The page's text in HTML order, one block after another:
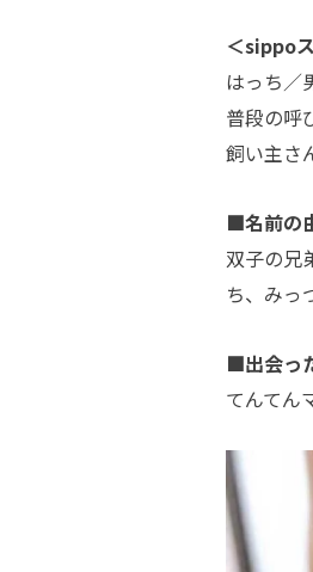
＜sippo
はっち／
普段の呼
飼い主さ
■名前の
双子の兄
ち、みっ
■出会っ
てんてん